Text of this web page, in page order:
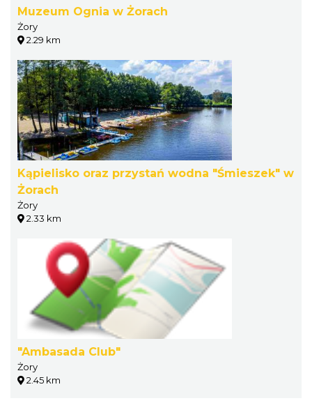
Muzeum Ognia w Żorach
Żory
2.29 km
Kąpielisko oraz przystań wodna "Śmieszek" w
Żorach
Żory
2.33 km
"Ambasada Club"
Żory
2.45 km